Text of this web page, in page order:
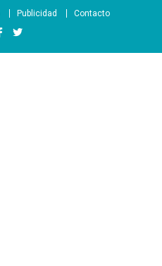
Publicidad Contacto